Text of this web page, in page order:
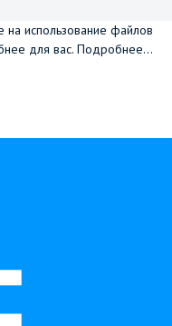
на использование файлов
для вас. Подробнее...